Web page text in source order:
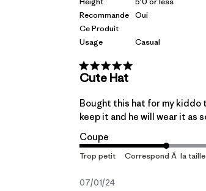
Recommande
Ce Produit
Usage
Oui
Casual
Cute Hat
Bought this hat for my kiddo
keep it and he will wear it as
Coupe
Date
07/01/24